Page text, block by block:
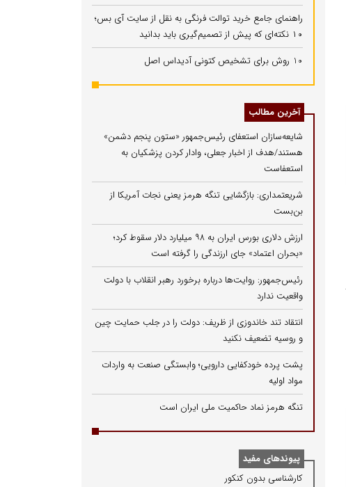
راهنمای جامع خرید توالت فرنگی به نقل از سایت آی بس؛
۱۰ نکته‌ای که پیش از تصمیم‌گیری باید بدانید
10 روش برای تشخیص کتونی آدیداس اصل
آخرین مطالب
شایعه‌سازان استعفای رئیس‌جمهور «ستون پنجم دشمن»
هستند/هدف از اخبار جعلی، وادار کردن پزشکیان به
استعفاست
شریعتمداری: بازگشایی تنگه هرمز یعنی نجات آمریکا از
بن‌بست
ارزش دلاری بورس ایران به ۹۸ میلیارد دلار سقوط کرد؛
«بحران اعتماد» جای ارزندگی را گرفته است
رئیس‌جمهور: روایت‌ها درباره برخورد رهبر انقلاب با دولت
واقعیت ندارد
انتقاد تند خاندوزی از ظریف: دولت را در جلب حمایت چین
و روسیه تضعیف نکنید
پشت پرده خودکفایی دارویی؛ وابستگی صنعت به واردات
مواد اولیه
تنگه هرمز نماد حاکمیت ملی ایران است
پیوندهای مفید
كارشناسی بدون كنكور